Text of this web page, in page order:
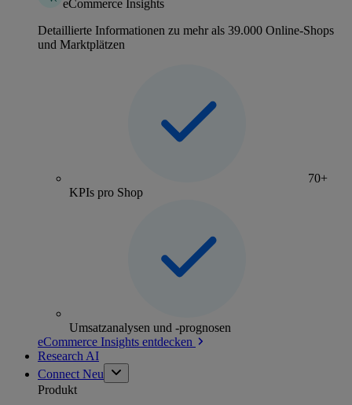
eCommerce Insights
Detaillierte Informationen zu mehr als 39.000 Online-Shops
und Marktplätzen
70+
KPIs pro Shop
Umsatzanalysen und -prognosen
eCommerce Insights entdecken
Research AI
Connect Neu
Produkt